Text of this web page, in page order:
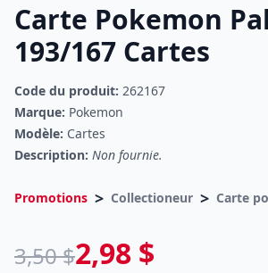
Carte Pokemon
193/167 Cartes
Code du produit: 262167
Marque: Pokemon
Modèle: Cartes
Description: Non fournie.
Promotions > Collectioneur > Carte
3,50 $2,98 $